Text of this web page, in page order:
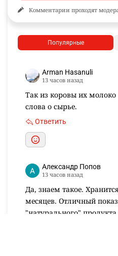
Комментарии проходят
Популярные
Arman Hasanuli
13 часов назад
Так из коровы их
слова о сырье.
Ответить
Александр Попов
13 часов назад
Да, знаем такое.
месяцев. Отличный
"натурального" продукта.